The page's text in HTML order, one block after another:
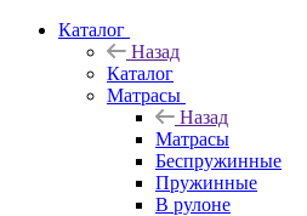
Каталог
Назад
Каталог
Матрасы
Назад
Матрасы
Беспружинные
Пружинные
В рулоне